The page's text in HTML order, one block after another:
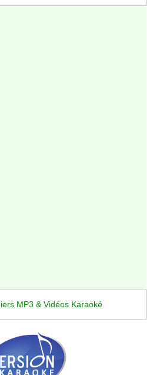
MP3 & Vidéos Karaoké